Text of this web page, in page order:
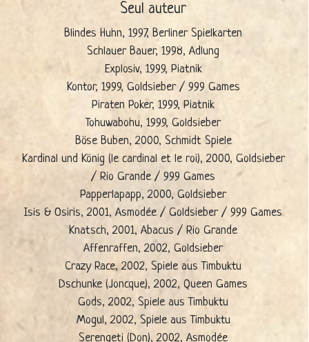
Seul auteur
Blindes Huhn, 1997, Berliner Spielkarten
Schlauer Bauer, 1998, Adlung
Explosiv, 1999, Piatnik
Kontor, 1999, Goldsieber / 999 Games
Piraten Poker, 1999, Piatnik
Tohuwabohu, 1999, Goldsieber
Böse Buben, 2000, Schmidt Spiele
Kardinal und König (le cardinal et le roi), 2000, Goldsieber
/ Rio Grande / 999 Games
Papperlapapp, 2000, Goldsieber
Isis & Osiris, 2001, Asmodée / Goldsieber / 999 Games
Knatsch, 2001, Abacus / Rio Grande
Affenraffen, 2002, Goldsieber
Crazy Race, 2002, Spiele aus Timbuktu
Dschunke (Joncque), 2002, Queen Games
Gods, 2002, Spiele aus Timbuktu
Mogul, 2002, Spiele aus Timbuktu
Serengeti (Don), 2002, Asmodée